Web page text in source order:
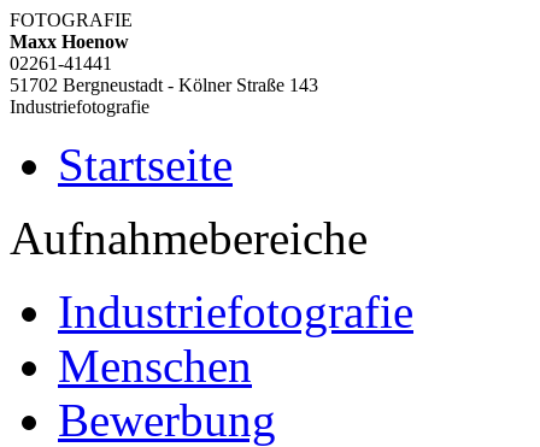
FOTOGRAFIE
Maxx Hoenow
02261-41441
51702 Bergneustadt - Kölner Straße 143
Industriefotografie
Startseite
Aufnahmebereiche
Industriefotografie
Menschen
Bewerbung